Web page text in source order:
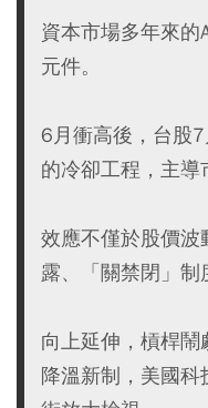
資本市場多年來的
元件。
6月衝高後，台股
的冷卻工程，主導
效應不僅於股價波
露、「關禁閉」制
向上延伸，槓桿
降溫新制，美國